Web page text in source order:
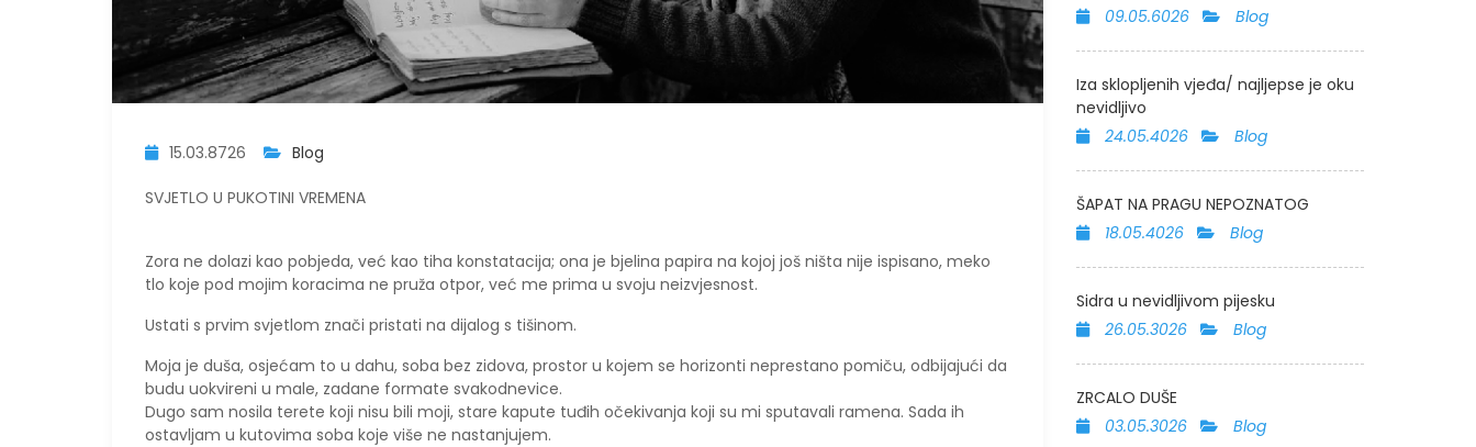
15.03.8726 Blog
SVJETLO U PUKOTINI VREMENA
​Zora ne dolazi kao pobjeda, već kao tiha konstatacija; ona je bjelina papira na kojoj još ništa nije ispisano, meko
tlo koje pod mojim koracima ne pruža otpor, već me prima u svoju neizvjesnost.
Ustati s prvim svjetlom znači pristati na dijalog s tišinom.
Moja je duša, osjećam to u dahu, soba bez zidova, prostor u kojem se horizonti neprestano pomiču, odbijajući da
budu uokvireni u male, zadane formate svakodnevice.
​Dugo sam nosila terete koji nisu bili moji, stare kapute tuđih očekivanja koji su mi sputavali ramena. Sada ih
ostavljam u kutovima soba koje više ne nastanjujem.
09.05.6026
Blog
Iza sklopljenih vjeđa/ najljepse je oku
nevidljivo
24.05.4026
Blog
ŠAPAT NA PRAGU NEPOZNATOG
18.05.4026
Blog
Sidra u nevidljivom pijesku
26.05.3026
Blog
ZRCALO DUŠE
03.05.3026
Blog